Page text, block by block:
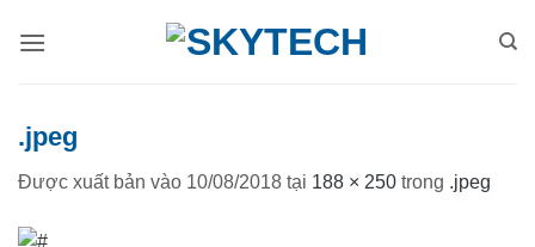
qua
.jpeg
Được xuất bản vào 10/08/2018 tại 188 × 250 trong .jpeg